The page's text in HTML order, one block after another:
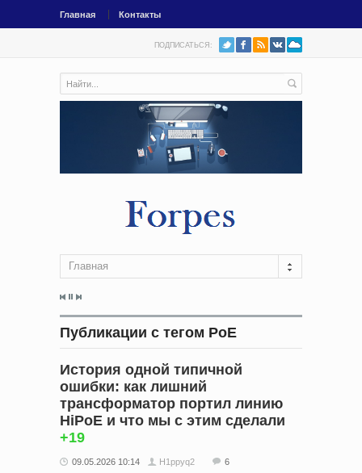
Главная Контакты
ПОДПИСАТЬСЯ:
Главная
Публикации с тегом PoE
История одной типичной
ошибки: как лишний
трансформатор портил линию
HiPoE и что мы с этим сделали
+19
09.05.2026 10:14 H1ppyq2 6